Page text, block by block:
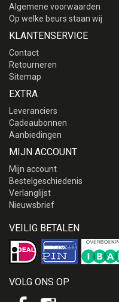
Algemene voorwaarden
Op welke beurs staan wij
KLANTENSERVICE
Contact
Retourneren
Sitemap
EXTRA
Leveranciers
Cadeaubonnen
Aanbiedingen
MIJN ACCOUNT
Mijn account
Bestelgeschiedenis
Verlanglijst
Nieuwsbrief
VEILIG BETALEN
VOLG ONS OP